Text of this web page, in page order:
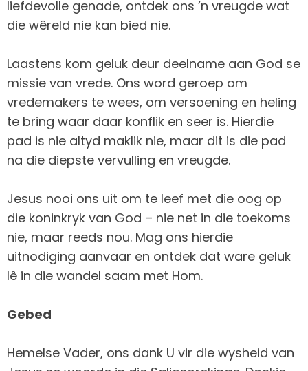
liefdevolle genade, ontdek ons ’n vreugde wat
die wêreld nie kan bied nie.
Laastens kom geluk deur deelname aan God se
missie van vrede. Ons word geroep om
vredemakers te wees, om versoening en heling
te bring waar daar konflik en seer is. Hierdie
pad is nie altyd maklik nie, maar dit is die pad
na die diepste vervulling en vreugde.
Jesus nooi ons uit om te leef met die oog op
die koninkryk van God – nie net in die toekoms
nie, maar reeds nou. Mag ons hierdie
uitnodiging aanvaar en ontdek dat ware geluk
lê in die wandel saam met Hom.
Gebed
Hemelse Vader, ons dank U vir die wysheid van